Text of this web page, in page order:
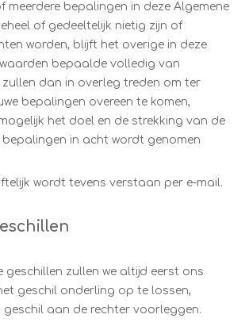
meerdere bepalingen in deze Algemene
of gedeeltelijk nietig zijn of
worden, blijft het overige in deze
bepaalde volledig van
zullen dan in overleg treden om ter
bepalingen overeen te komen,
het doel en de strekking van de
bepalingen in acht wordt genomen
wordt tevens verstaan per e-mail.
geschillen zullen we altijd eerst ons
geschil onderling op te lossen,
geschil aan de rechter voorleggen.